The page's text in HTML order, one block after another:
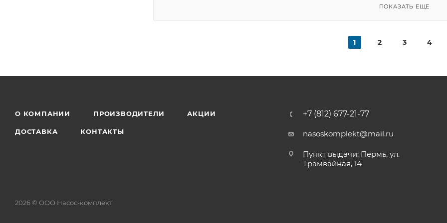
ПОКАЗАТЬ ЕЩЕ
1 2 3 4
О КОМПАНИИ ПРОИЗВОДИТЕЛИ АКЦИИ
ДОСТАВКА КОНТАКТЫ
+7 (812) 677-21-77
nasoskomplekt@mail.ru
Пункт выдачи: Пермь, ул.
Трамвайная, 14
2026 © ООО Насос-комплект